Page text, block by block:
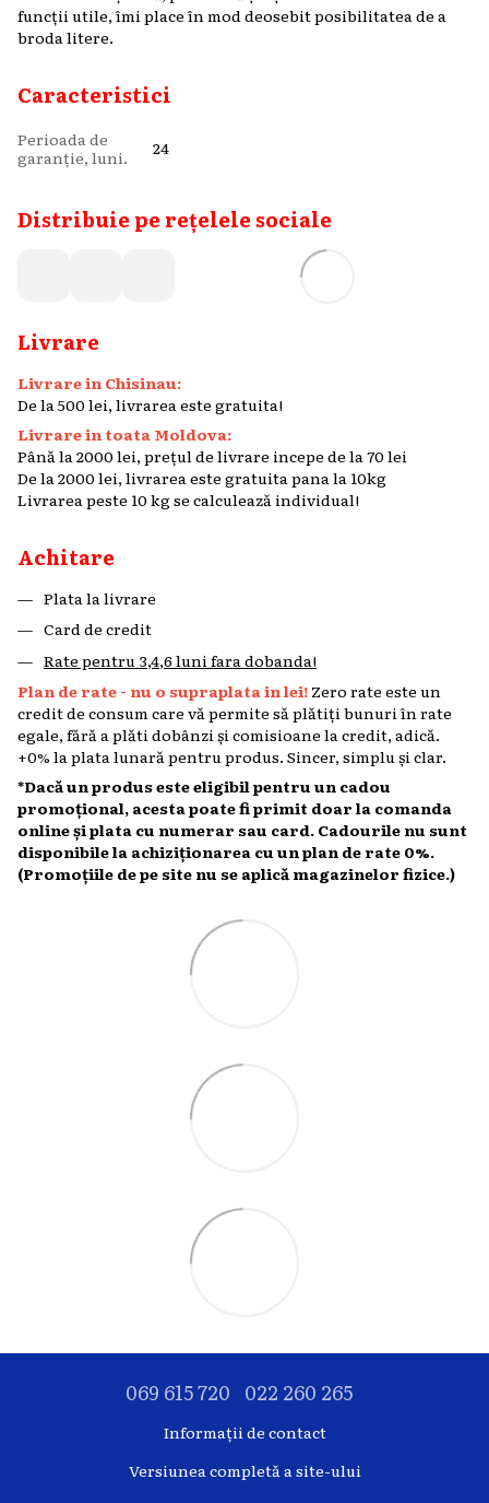
funcții utile, îmi place în mod deosebit posibilitatea de a
broda litere.
Caracteristici
Perioada de
garanție, luni.
24
Distribuie pe rețelele sociale
Livrare
Livrare in Chisinau:
De la 500 lei, livrarea este gratuita!
Livrare in toata Moldova:
Până la 2000 lei, prețul de livrare incepe de la 70 lei
De la 2000 lei, livrarea este gratuita pana la 10kg
Livrarea peste 10 kg se calculează individual!
Achitare
Plata la livrare
Card de credit
Rate pentru 3,4,6 luni fara dobanda!
Plan de rate - nu o supraplata in lei! Zero rate este un
credit de consum care vă permite să plătiți bunuri în rate
egale, fără a plăti dobânzi și comisioane la credit, adică.
+0% la plata lunară pentru produs. Sincer, simplu și clar.
*Dacă un produs este eligibil pentru un cadou
promoțional, acesta poate fi primit doar la comanda
online și plata cu numerar sau card. Cadourile nu sunt
disponibile la achiziționarea cu un plan de rate 0%.
(Promoțiile de pe site nu se aplică magazinelor fizice.)
069 615 720 022 260 265
Informații de contact
Versiunea completă a site-ului